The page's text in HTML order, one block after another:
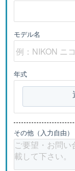
モデル名
年式
その他（入力自由）